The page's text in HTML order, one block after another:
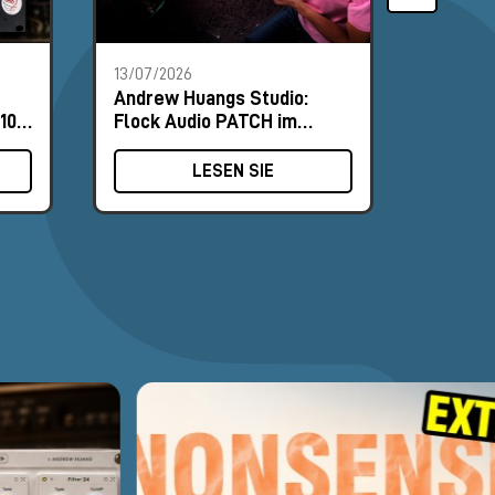
13/07/2026
Andrew Huangs Studio:
Flock Audio PATCH im
Zentrum des Routings
LESEN SIE